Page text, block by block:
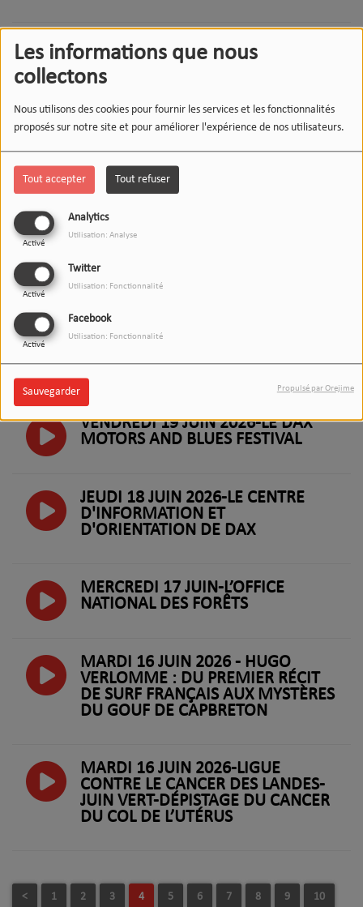
Les informations que nous
collectons
Nous utilisons des cookies pour fournir les services et les fonctionnalités
proposés sur notre site et pour améliorer l'expérience de nos utilisateurs.
Tout accepter Tout refuser
Analytics
Activé
Utilisation: Analyse
Twitter
Activé
Utilisation: Fonctionnalité
Facebook
Activé
Utilisation: Fonctionnalité
Sauvegarder Propulsé par Orejime
MERCREDI 24 JUIN 2026- L’ARBRE À
PAIN DE BÉGAAR-STRUCTURE
D’INSERTION PAR L’ACTIVITÉ
MERCREDI 24 JUIN : MAESTRI'ART
MET A L'HONNEUR LES METIERS
D'ARTS DANS LES ARÈNES DE
MERDI 23 JUIN 2026- LA RÉSERVE
NATURELLE DES CARRIÈRES DE
TERCIS
D’ABBADIA À HENDAYE
VENDREDI 19 JUIN 2026-LE DAX
MOTORS AND BLUES FESTIVAL
JEUDI 18 JUIN 2026-LE CENTRE
D'INFORMATION ET
D'ORIENTATION DE DAX
MERCREDI 17 JUIN-L’OFFICE
NATIONAL DES FORÊTS
MARDI 16 JUIN 2026 - HUGO
VERLOMME : DU PREMIER RÉCIT
DE SURF FRANÇAIS AUX MYSTÈRES
DU GOUF DE CAPBRETON
MARDI 16 JUIN 2026-LIGUE
CONTRE LE CANCER DES LANDES-
JUIN VERT-DÉPISTAGE DU CANCER
DU COL DE L’UTÉRUS
< 1 2 3 4 5 6 7 8 9 10